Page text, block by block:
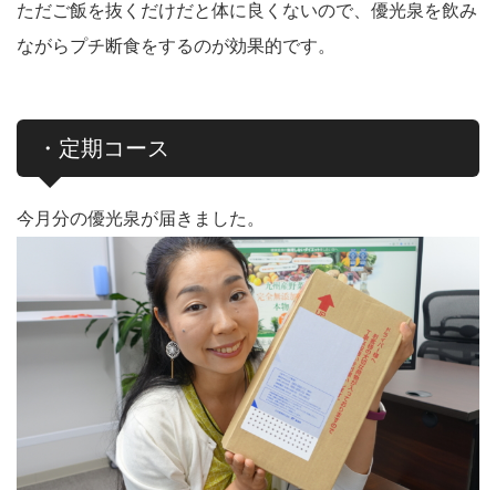
ただご飯を抜くだけだと体に良くないので、優光泉を飲み
ながらプチ断食をするのが効果的です。
・定期コース
今月分の優光泉が届きました。